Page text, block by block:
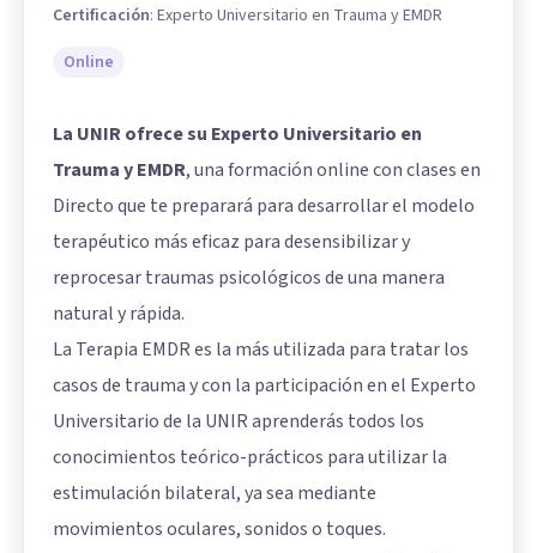
Certificación: Experto Universitario en Trauma y EMDR
Online
La UNIR ofrece su Experto Universitario en
Trauma y EMDR, una formación online con clases en
Directo que te preparará para desarrollar el modelo
terapéutico más eficaz para desensibilizar y
reprocesar traumas psicológicos de una manera
natural y rápida.
La Terapia EMDR es la más utilizada para tratar los
casos de trauma y con la participación en el Experto
Universitario de la UNIR aprenderás todos los
conocimientos teórico-prácticos para utilizar la
estimulación bilateral, ya sea mediante
movimientos oculares, sonidos o toques.